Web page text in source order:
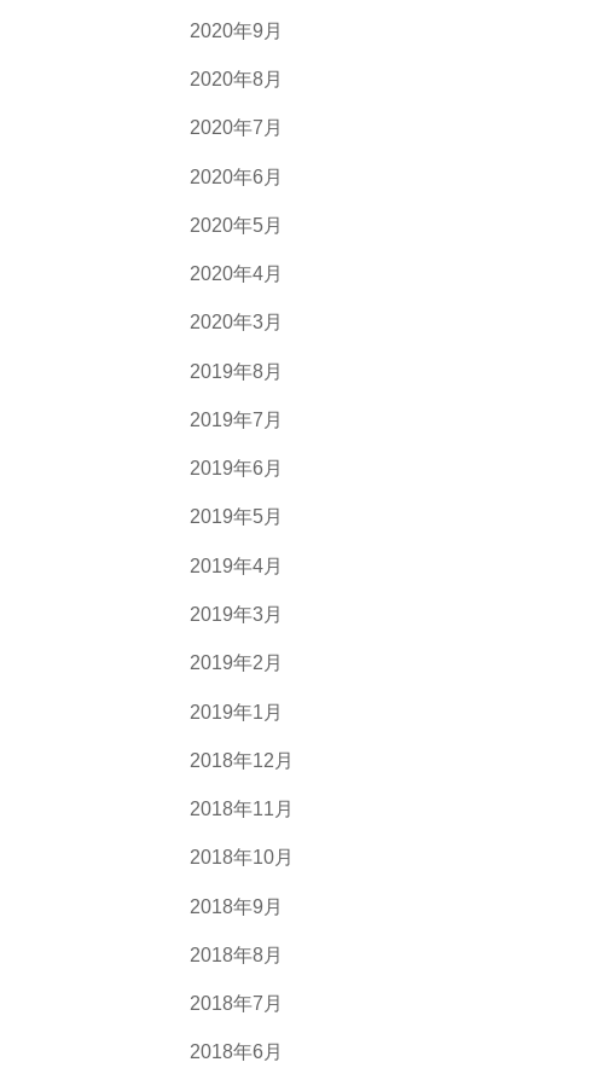
2020年9月
2020年8月
2020年7月
2020年6月
2020年5月
2020年4月
2020年3月
2019年8月
2019年7月
2019年6月
2019年5月
2019年4月
2019年3月
2019年2月
2019年1月
2018年12月
2018年11月
2018年10月
2018年9月
2018年8月
2018年7月
2018年6月